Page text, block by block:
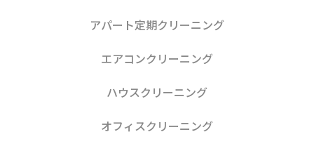
アパート定期クリーニング
エアコンクリーニング
ハウスクリーニング
オフィスクリーニング